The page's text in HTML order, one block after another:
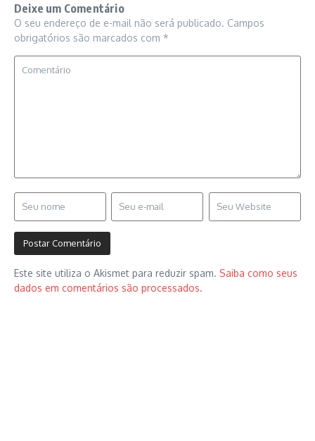
Deixe um Comentário
O seu endereço de e-mail não será publicado. Campos
obrigatórios são marcados com *
Este site utiliza o Akismet para reduzir spam. Saiba como seus
dados em comentários são processados.